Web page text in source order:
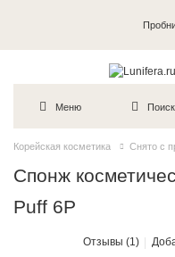
Меню Поиск
Корейская косметика Снято с
Спонж
Puff 6P
Отзывы (1)